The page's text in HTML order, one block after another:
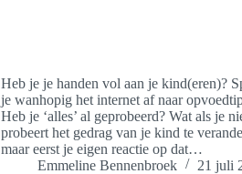
Heb je je handen vol aan je kind(eren)?
je wanhopig het internet af naar
Heb je ‘alles’ al geprobeerd? Wat als je
probeert het gedrag van je kind te
maar eerst je eigen reactie op dat…
Emmeline Bennenbroek
21 juli